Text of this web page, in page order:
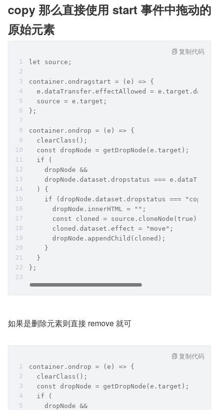
copy 那么直接使用 start 事件中拖动的
原始元素
let source;
container.ondragstart = (e) => {
e.dataTransfer.effectAllowed =
  source = e.target;
};
container.ondrop = (e) => {
  clearClass();
  const dropNode = getDropNode(e.target);
  if (
    dropNode &&
dropNode.dataset.dropstatus ===
  ) {
if (dropNode.dataset.dropstatus === "copy")
      dropNode.innerHTML = "";
      const cloned = source.cloneNode(true);
      cloned.dataset.effect = "move";
      dropNode.appendChild(cloned);
    }
  }
};
复制代码
如果是删除元素则直接 remove 就可
container.ondrop = (e) => {
  clearClass();
  const dropNode = getDropNode(e.target);
  if (
    dropNode &&
复制代码